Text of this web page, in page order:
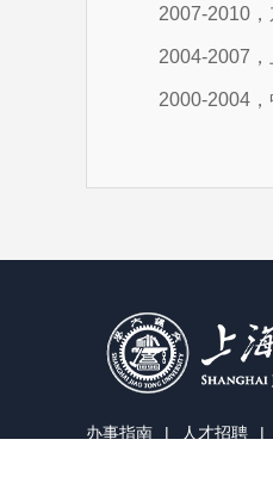
2007-2010
2004-2007
2000-2004
办事指南 | 人才招聘 |